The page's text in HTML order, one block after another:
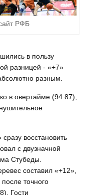
РФБ
в пользу
разницей - «+7»
разным.
в овертайме (94:87),
восстановить
с двузначной
Стубеды.
составил «+12»,
точного
Гости